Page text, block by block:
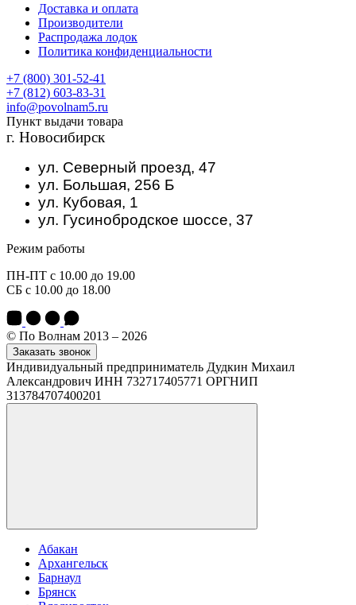
Доставка и оплата
Производители
Распродажа лодок
Политика конфиденциальности
+7 (800) 301-52-41
+7 (812) 603-83-31
info@povolnam5.ru
Пункт выдачи товара
г. Новосибирск
ул. Северный проезд, 47
ул. Большая, 256 Б
ул. Кубовая, 1
ул. Гусинобродское шоссе, 37
Режим работы
ПН-ПТ с 10.00 до 19.00
СБ с 10.00 до 18.00
© По Волнам 2013 – 2026
Заказать звонок
Индивидуальный предприниматель Дудкин Михаил
Александрович ИНН 732717405771 ОРГНИП
313784707400201
Абакан
Архангельск
Барнаул
Брянск